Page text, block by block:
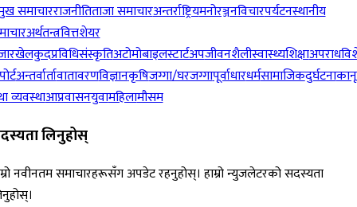
समाचारराजनीतिताजा समाचारअन्तर्राष्ट्रियमनोरञ्जनविचारपर्यटनस्थानीय
अर्थतन्त्रवित्तशेयर
खेलकुदप्रविधिसंस्कृतिअटोमोबाइलस्टार्टअपजीवनशैलीस्वास्थ्यशिक्षाअपराध
अन्तर्वार्तावातावरणविज्ञानकृषिजग्गा/घरजग्गापूर्वाधारधर्मसामाजिकदुर्घटना
व्यवस्थाआप्रवासनयुवामहिलामौसम
लिनुहोस्
नवीनतम समाचारहरूसँग अपडेट रहनुहोस्। हाम्रो न्युजलेटरको सदस्यता